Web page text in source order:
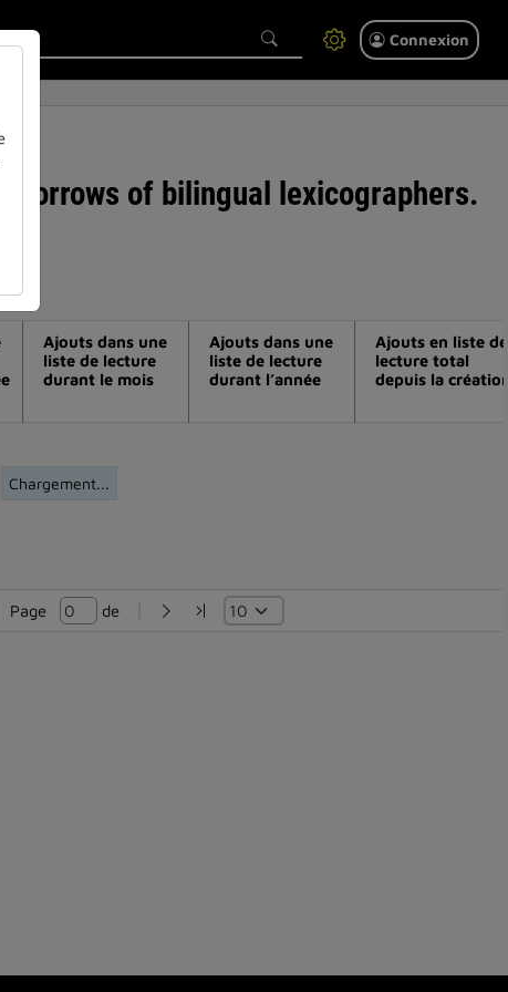
Connexion
of bilingual lexicographers.
Chargement...
Ajouts dans une
liste de lecture
durant le mois
Ajouts dans une
liste de lecture
durant l’année
Ajouts en liste de
lecture total
depuis la
Page de